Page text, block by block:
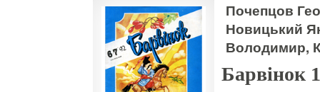
Почепцов
Новицький
Володимир,
Барвінок